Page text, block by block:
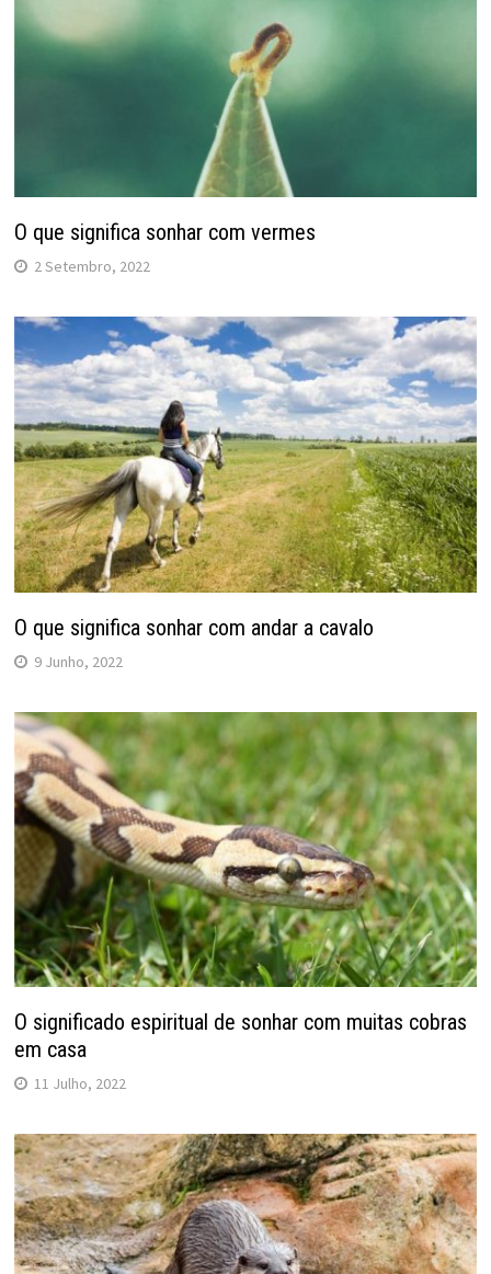
O que significa sonhar com vermes
2 Setembro, 2022
O que significa sonhar com andar a cavalo
9 Junho, 2022
O significado espiritual de sonhar com muitas cobras
em casa
11 Julho, 2022